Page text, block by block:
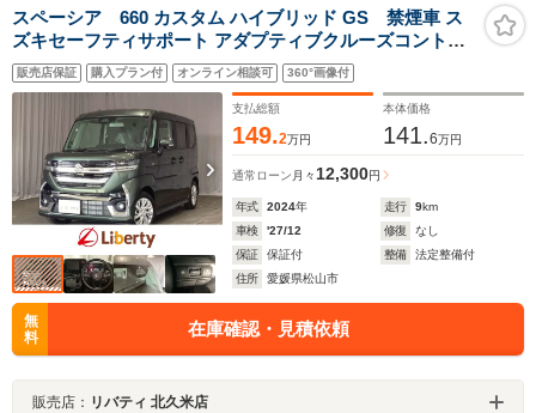
スペーシア 660 カスタム ハイブリッド GS 禁煙車 ス
ズキセーフティサポート アダプティブクルーズコントロ
ール 左パワースライドドア LEDヘッドライト フォグライ
ト スマートキー プッシュスタート アイドリングストップ
純正アルミホイール
販売店保証 購入プラン付 オンライン相談可 360°画像付
支払総額
149.2万円
本体価格
141.6万円
通常ローン 月々 12,300円
年式 2024年 走行 9km
車検
'27/12 修復
なし
保証
保証付 整備
法定整備付
住所
愛媛県松山市
無
料
在庫確認・見積依頼
販売店： リバティ 北久米店